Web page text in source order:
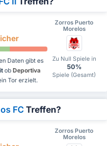
Zorros Puerto
Morelos
Daten gibt es
ob Deportiva
Tor erzielt.
Zu Null Spiele in
50%
Spiele (Gesamt)
FC Treffen?
Zorros Puerto
Morelos